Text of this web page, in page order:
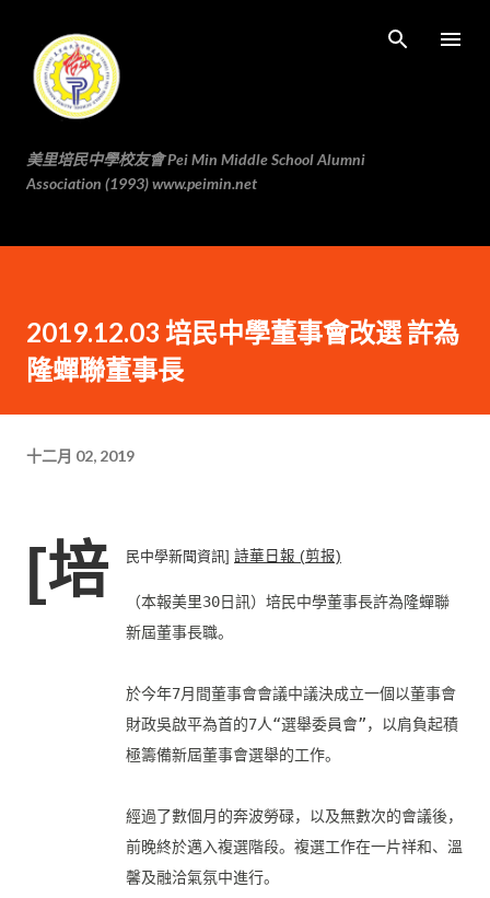
美里培民中學校友會 Pei Min Middle School Alumni
Association (1993) www.peimin.net
2019.12.03 培民中學董事會改選 許為
隆蟬聯董事長
十二月 02, 2019
[培 民中學新聞資訊] 詩華日報 (剪报)
（本報美里30日訊）培民中學董事長許為隆蟬聯
新屆董事長職。
於今年7月間董事會會議中議決成立一個以董事會
財政吳啟平為首的7人“選舉委員會”，以肩負起積
極籌備新屆董事會選舉的工作。
經過了數個月的奔波勞碌，以及無數次的會議後，
前晚終於邁入複選階段。複選工作在一片祥和、 溫
馨及融洽氣氛中進行。